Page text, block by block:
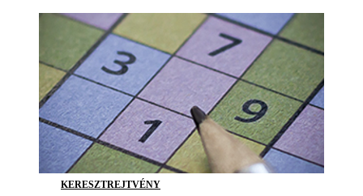
KERESZTREJTVÉNY